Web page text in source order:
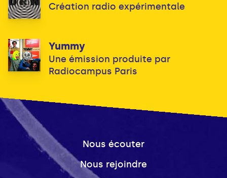
Création radio expérimentale
Yummy
Une émission produite par
Radiocampus Paris
Nous écouter
Nous rejoindre